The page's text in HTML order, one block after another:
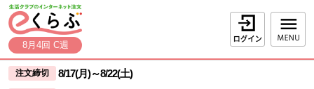
ページの先頭です。
本文へジャンプする。
8月4回 C週
ログイン
ここからサイト内共通メニューです。
サイト内共通メニューをスキップする
注文締切 8/17(月)～8/22(土)